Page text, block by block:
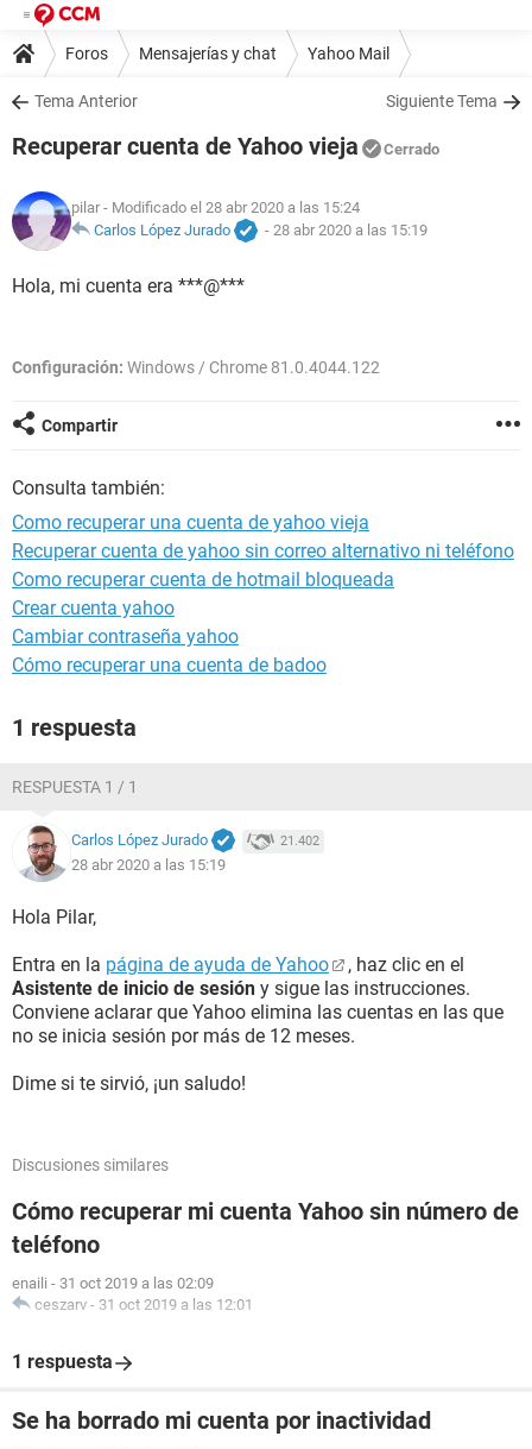
Foros Mensajerías y chat Yahoo Mail
Tema Anterior Siguiente Tema
Recuperar cuenta de Yahoo vieja Cerrado
pilar - Modificado el 28 abr 2020 a las 15:24
Carlos López Jurado
- 28 abr 2020 a las 15:19
Hola, mi cuenta era ***@***
Configuración: Windows / Chrome 81.0.4044.122
Compartir
Consulta también:
Como recuperar una cuenta de yahoo vieja
Recuperar cuenta de yahoo sin correo alternativo ni teléfono
Como recuperar cuenta de hotmail bloqueada
Crear cuenta yahoo
Cambiar contraseña yahoo
Cómo recuperar una cuenta de badoo
1 respuesta
RESPUESTA 1 / 1
Carlos López Jurado 21.402
28 abr 2020 a las 15:19
Hola Pilar,
Entra en la página de ayuda de Yahoo
, haz clic en el
Asistente de inicio de sesión y sigue las instrucciones.
Conviene aclarar que Yahoo elimina las cuentas en las que
no se inicia sesión por más de 12 meses.
Dime si te sirvió, ¡un saludo!
Discusiones similares
Cómo recuperar mi cuenta Yahoo sin número de
teléfono
enaili - 31 oct 2019 a las 02:09
ceszarv - 31 oct 2019 a las 12:01
1 respuesta
Se ha borrado mi cuenta por inactividad